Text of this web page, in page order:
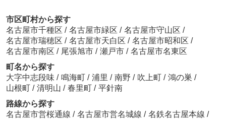
市区町村から探す
名古屋市千種区 / 名古屋市緑区 / 名古屋市守山区 /
名古屋市瑞穂区 / 名古屋市天白区 / 名古屋市昭和区 /
名古屋市南区 / 尾張旭市 / 瀬戸市 / 名古屋市名東区
町名から探す
大字中志段味 / 鳴海町 / 浦里 / 南野 / 吹上町 / 鴻の巣 /
山根町 / 清明山 / 春里町 / 平針南
路線から探す
名古屋市営桜通線 / 名古屋市営名城線 / 名鉄名古屋本線 /